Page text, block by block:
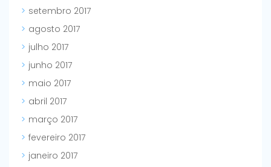
setembro 2017
agosto 2017
julho 2017
junho 2017
maio 2017
abril 2017
março 2017
fevereiro 2017
janeiro 2017